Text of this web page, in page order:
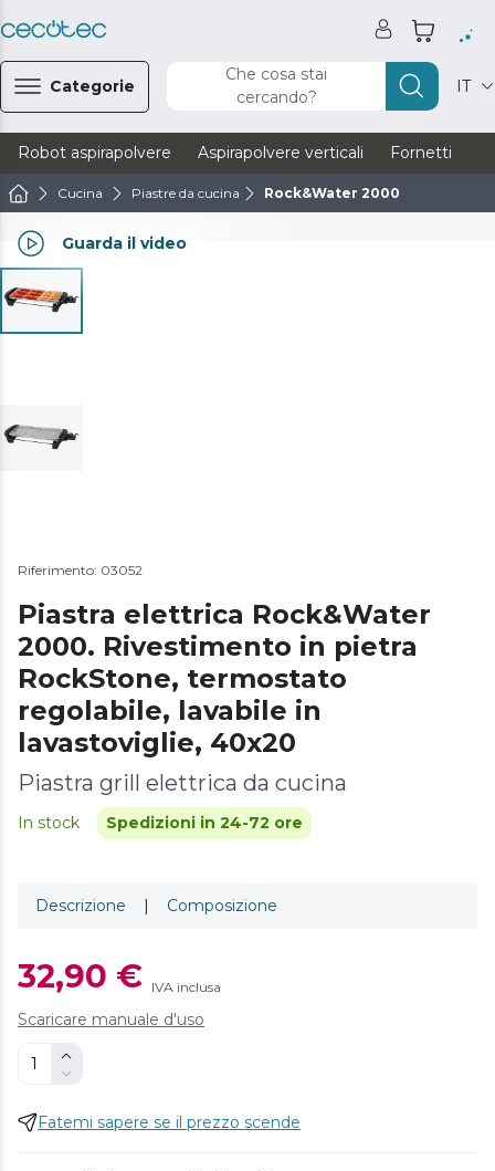
Categorie
Che cosa stai
cercando?
IT
Robot aspirapolvere Aspirapolvere verticali Fornetti
Cucina Piastre da cucina Rock&Water 2000
Guarda il video
Riferimento: 03052
Piastra elettrica Rock&Water
2000. Rivestimento in pietra
RockStone, termostato
regolabile, lavabile in
lavastoviglie, 40x20
Piastra grill elettrica da cucina
In stock Spedizioni in 24-72 ore
Descrizione | Composizione
32,90 € IVA inclusa
Scaricare manuale d'uso
Fatemi sapere se il prezzo scende